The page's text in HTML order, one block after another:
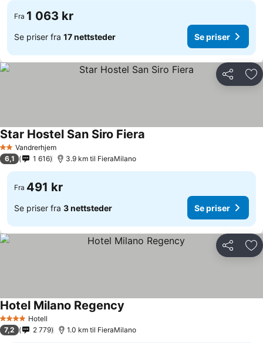
Fra 1 063 kr
Se priser fra 17 nettsteder Se priser
Del
2 StjernerVandrerhjem
Star Hostel San Siro Fiera
6,1 1 616 3.9 km til FieraMilano
Fra 491 kr
Se priser fra 3 nettsteder Se priser
Del
4 StjernerHotell
Hotel Milano Regency
7,2 2 779 1.0 km til FieraMilano